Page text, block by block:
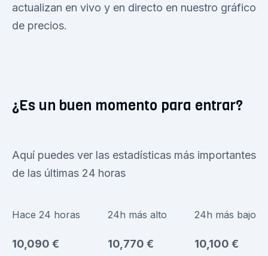
actualizan en vivo y en directo en nuestro gráfico
de precios.
¿Es un buen momento para entrar?
Aquí puedes ver las estadísticas más importantes
de las últimas 24 horas
Hace 24 horas
10,090 €
24h más alto
10,770 €
24h más bajo
10,100 €